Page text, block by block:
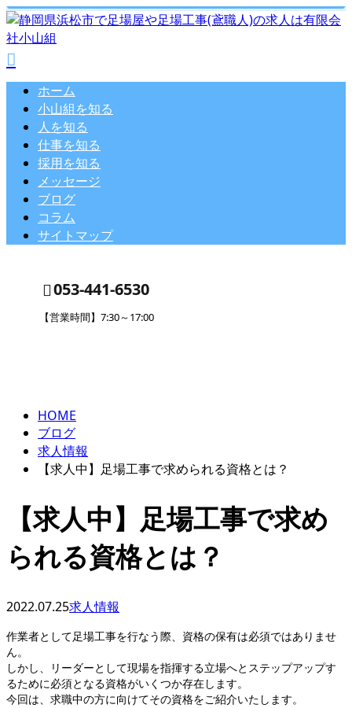
ホーム
小山組を知る
人を知る
仕事を知る
採用を知る
メッセージ
ブログ
コラム
サイトマップ
053-441-6530
【営業時間】7:30～17:00
HOME
ブログ
求人情報
【求人中】足場工事で求められる資格とは？
【求人中】足場工事で求め
られる資格とは？
2022.07.25求人情報
作業者として足場工事を行なう際、資格の保有は必須ではありませ
ん。
しかし、リーダーとして現場を指揮する立場へとステップアップす
るために必須となる資格がいくつか存在します。
今回は、求職中の方に向けてその資格をご紹介いたします。